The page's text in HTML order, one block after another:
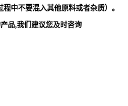
中不要混入其他原料或者杂质）。
品,我们建议您及时咨询